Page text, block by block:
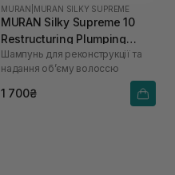
MURAN MURAN SILKY SUPREME
MURAN Silky Supreme 10
Restructuring Plumping
Rose Shampoo 250 мл
Шампунь для реконструкції та
надання об’єму волоссю
1 700₴